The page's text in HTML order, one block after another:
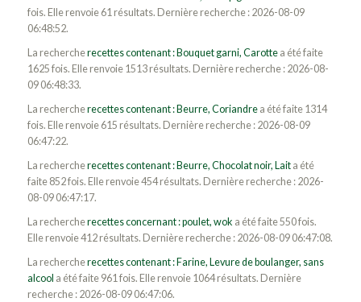
fois. Elle renvoie 61 résultats. Dernière recherche : 2026-08-09
06:48:52.
La rechercherecettes contenant : Bouquet garni, Carottea été faite
1625 fois. Elle renvoie 1513 résultats. Dernière recherche : 2026-08-
09 06:48:33.
La rechercherecettes contenant : Beurre, Coriandrea été faite 1314
fois. Elle renvoie 615 résultats. Dernière recherche : 2026-08-09
06:47:22.
La rechercherecettes contenant : Beurre, Chocolat noir, Laita été
faite 852 fois. Elle renvoie 454 résultats. Dernière recherche : 2026-
08-09 06:47:17.
La rechercherecettes concernant : poulet, wok a été faite 550 fois.
Elle renvoie 412 résultats. Dernière recherche : 2026-08-09 06:47:08.
La rechercherecettes contenant : Farine, Levure de boulanger, sans
alcool a été faite 961 fois. Elle renvoie 1064 résultats. Dernière
recherche : 2026-08-09 06:47:06.